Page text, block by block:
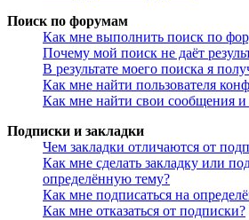
Поиск по форумам
Как мне выполнить поиск по
Почему мой поиск не даёт
В результате моего поиска я
Как мне найти пользователя
Как мне найти свои сообщения
Подписки и закладки
Чем закладки отличаются от
Как мне сделать закладку или
определённую тему?
Как мне подписаться на
Как мне отказаться от подписки?